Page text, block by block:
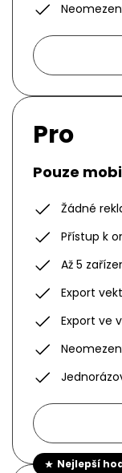
Pro
Pouze
Žádné
Přístup k
Až 5
Export
Export ve
Nejlepší